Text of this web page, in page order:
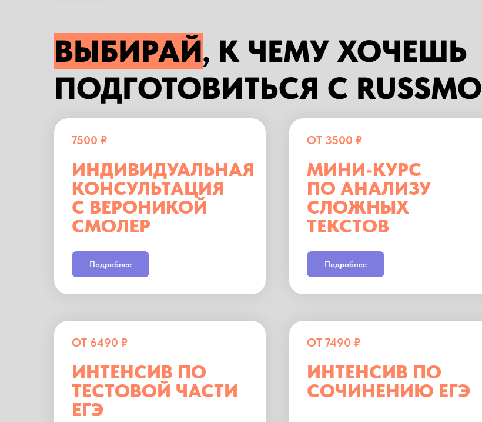
ВЫБИРАЙ, К ЧЕМУ ХОЧЕШЬ
ПОДГОТОВИТЬСЯ С RUSSMO
7500 ₽
ИНДИВИДУАЛЬНАЯ
КОНСУЛЬТАЦИЯ
С ВЕРОНИКОЙ
СМОЛЕР
Подробнее
ОТ 3500 ₽
МИНИ-КУРС
ПО АНАЛИЗУ
СЛОЖНЫХ
ТЕКСТОВ
Подробнее
ОТ 6490 ₽
ИНТЕНСИВ ПО
ТЕСТОВОЙ ЧАСТИ
ЕГЭ
ОТ 7490 ₽
ИНТЕНСИВ ПО
СОЧИНЕНИЮ ЕГЭ